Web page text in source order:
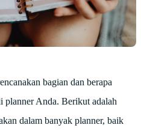
bagian dan berapa
Anda. Berikut adalah
dalam banyak planner, baik